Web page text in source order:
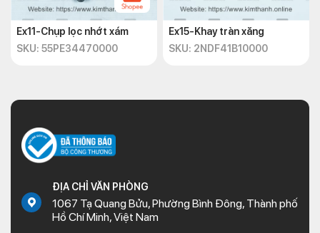
Ex11-Chụp lọc nhớt xám
SKU: 55PE34470000
Ex15-Khay tràn xăng
SKU: 2NDF41B10000
ĐỊA CHỈ VĂN PHÒNG
1067 Tạ Quang Bửu, Phường Bình Đông, Thành phố
Hồ Chí Minh, Việt Nam